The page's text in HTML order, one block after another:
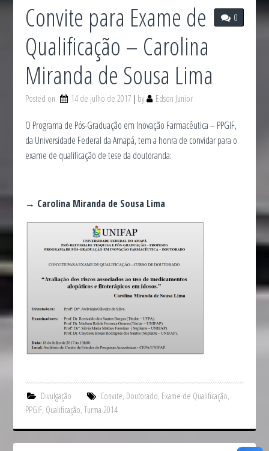
0
Convite para Exame de
Qualificação – Carolina
Miranda de Sousa Lima
Posted on 14 de julho de 2017 by Edson Junior
O Programa de Pós-Graduação em Inovação Farmacêutica – PPGIF,
da Universidade Federal da Amapá, tem a honra de convidar para o
exame de qualificação de tese da doutoranda:
→ Carolina Miranda de Sousa Lima
Divulgação Convite, Doutorado, Exame de Qualificação,
PPGIF, Qualificação,Turma 2014